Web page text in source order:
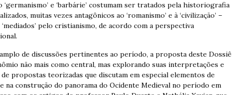
e ‘barbárie’ costumam ser tratados pela historiografia
muitas vezes antagônicos ao ‘romanismo’ e à ‘civilização’ –
pelo cristianismo, de acordo com a perspectiva
de discussões pertinentes ao período, a proposta deste Dossiê
não mais como central, mas explorando suas interpretações e
propostas teorizadas que discutam em especial elementos de
na construção do panorama do Ocidente Medieval no período em